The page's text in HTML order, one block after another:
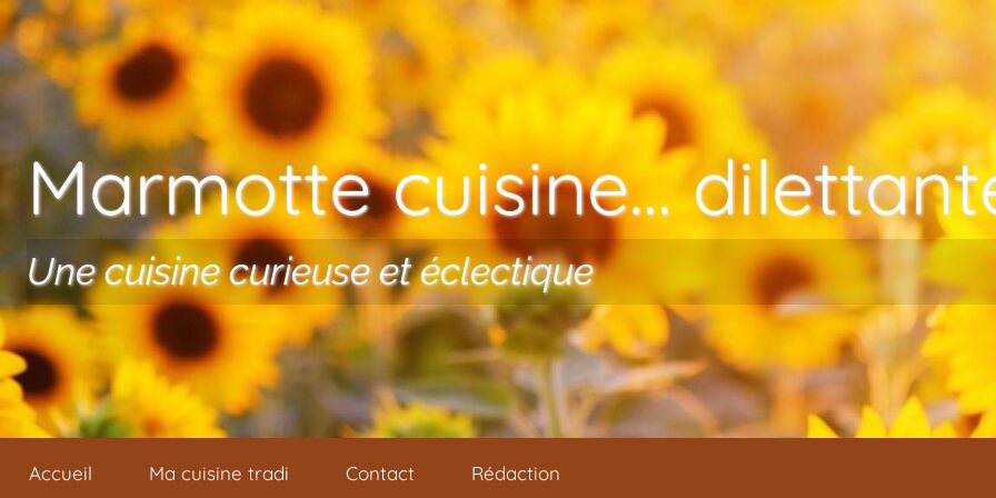
Aller au contenu
Marmotte cuisine…
Une cuisine curieuse et éclectique
Accueil Ma cuisine tradi Contact Rédaction